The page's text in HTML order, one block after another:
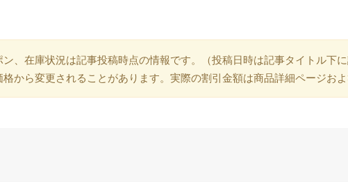
、在庫状況は記事投稿時点の情報です。（投稿日時は記事タイトル下
から変更されることがあります。実際の割引金額は商品詳細ページお